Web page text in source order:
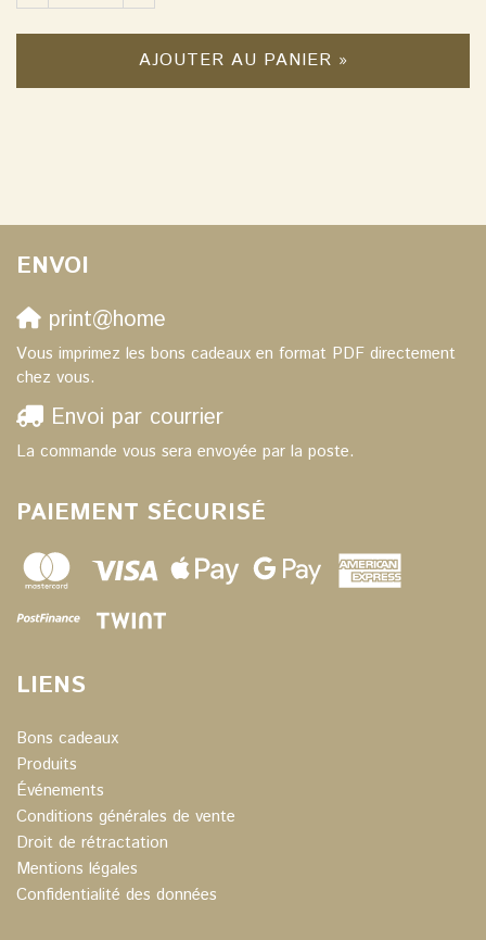
AJOUTER AU PANIER »
ENVOI
print@home
Vous imprimez les bons cadeaux en format PDF directement
chez vous.
Envoi par courrier
La commande vous sera envoyée par la poste.
PAIEMENT SÉCURISÉ
LIENS
Bons cadeaux
Produits
Événements
Conditions générales de vente
Droit de rétractation
Mentions légales
Confidentialité des données